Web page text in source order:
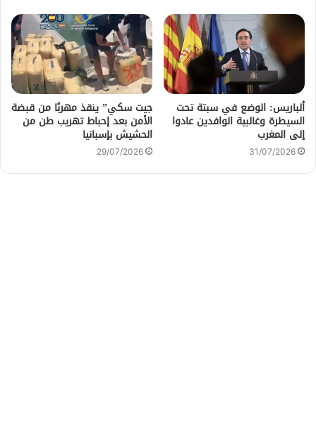
ألباريس: الوضع في سبتة تحت
السيطرة وغالبية الوافدين عادوا
إلى المغرب
31/07/2026
جيت سكي” ينقذ مهربًا من قبضة
الأمن بعد إحباط تهريب طن من
الحشيش بإسبانيا
29/07/2026